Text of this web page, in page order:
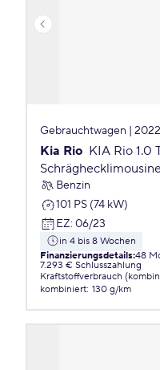
Gebrauchtwagen | 2022
Kia Rio KIA Rio 1.0
Benzin
101 PS (74 kW)
EZ: 06/23
in 4 bis 8 Wochen
Finanzierungsdetails:48
7.293 € Schlusszahlung
Kraftstoffverbrauch
kombiniert: 130 g/km